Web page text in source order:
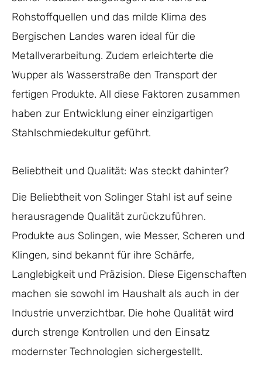
Rohstoffquellen und das milde Klima des
Bergischen Landes waren ideal für die
Metallverarbeitung. Zudem erleichterte die
Wupper als Wasserstraße den Transport der
fertigen Produkte. All diese Faktoren zusammen
haben zur Entwicklung einer einzigartigen
Stahlschmiedekultur geführt.
Beliebtheit und Qualität: Was steckt dahinter?
Die Beliebtheit von Solinger Stahl ist auf seine
herausragende Qualität zurückzuführen.
Produkte aus Solingen, wie Messer, Scheren und
Klingen, sind bekannt für ihre Schärfe,
Langlebigkeit und Präzision. Diese Eigenschaften
machen sie sowohl im Haushalt als auch in der
Industrie unverzichtbar. Die hohe Qualität wird
durch strenge Kontrollen und den Einsatz
modernster Technologien sichergestellt.